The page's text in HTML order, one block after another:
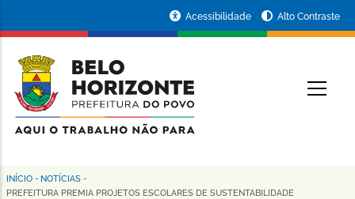
conteúdo
principal
da
Prefeitura
de
Horizonte
Acessibilidade Alto Contraste
Trilha
INÍCIO - NOTÍCIAS -
PREFEITURA PREMIA PROJETOS ESCOLARES DE SUSTENTABILIDADE